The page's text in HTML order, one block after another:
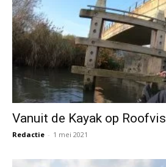
Vanuit de Kayak op Roofvis
Redactie - 1 mei 2021